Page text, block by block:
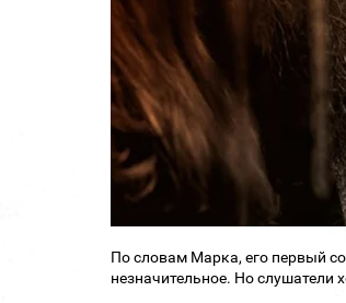
По словам Марка, его первый
незначительное. Но слушатели